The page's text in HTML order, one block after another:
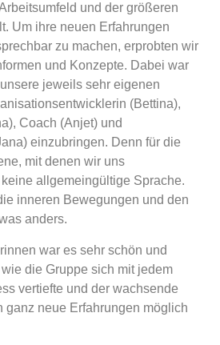
und der größeren
Um ihre neuen Erfahrungen
zu machen, erprobten wir
und Konzepte. Dabei war
jeweils sehr eigenen
(Bettina),
Coach (Anjet) und
einzubringen. Denn für die
mit denen wir uns
allgemeingültige Sprache.
inneren Bewegungen und den
anders.
war es sehr schön und
die Gruppe sich mit jedem
vertiefte und der wachsende
ganz neue Erfahrungen möglich